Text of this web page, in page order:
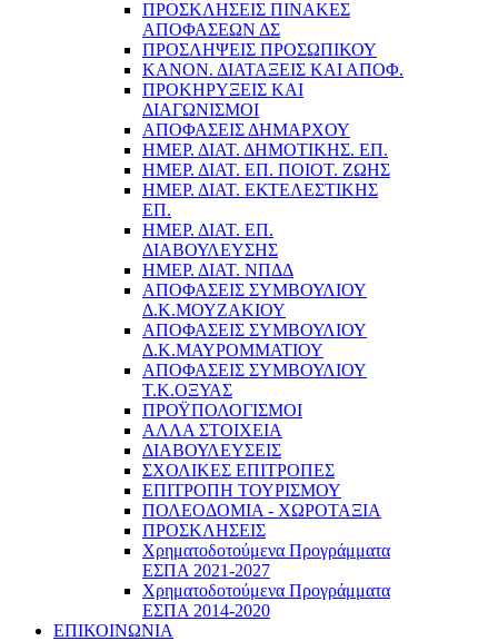
ΠΡΟΣΚΛΗΣΕΙΣ ΠΙΝΑΚΕΣ
ΑΠΟΦΑΣΕΩΝ ΔΣ
ΠΡΟΣΛΗΨΕΙΣ ΠΡΟΣΩΠΙΚΟΥ
ΚΑΝΟΝ. ΔΙΑΤΑΞΕΙΣ ΚΑΙ ΑΠΟΦ.
ΠΡΟΚΗΡΥΞΕΙΣ ΚΑΙ
ΔΙΑΓΩΝΙΣΜΟΙ
ΑΠΟΦΑΣΕΙΣ ΔΗΜΑΡΧΟΥ
ΗΜΕΡ. ΔΙΑΤ. ΔΗΜΟΤΙΚΗΣ. ΕΠ.
ΗΜΕΡ. ΔΙΑΤ. ΕΠ. ΠΟΙOΤ. ΖΩΗΣ
ΗΜΕΡ. ΔΙΑΤ. ΕΚΤΕΛΕΣΤΙΚΗΣ
ΕΠ.
ΗΜΕΡ. ΔΙΑΤ. ΕΠ.
ΔΙΑΒΟΥΛΕΥΣΗΣ
ΗΜΕΡ. ΔΙΑΤ. ΝΠΔΔ
ΑΠΟΦΑΣΕΙΣ ΣΥΜΒΟΥΛΙΟΥ
Δ.Κ.ΜΟΥΖΑΚΙΟΥ
ΑΠΟΦΑΣΕΙΣ ΣΥΜΒΟΥΛΙΟΥ
Δ.Κ.ΜΑΥΡΟΜΜΑΤΙΟΥ
ΑΠΟΦΑΣΕΙΣ ΣΥΜΒΟΥΛΙΟΥ
Τ.Κ.ΟΞΥΑΣ
ΠΡΟΫΠΟΛΟΓΙΣΜΟΙ
ΑΛΛΑ ΣΤΟΙΧΕΙΑ
ΔΙΑΒΟΥΛΕΥΣΕΙΣ
ΣΧΟΛΙΚΕΣ ΕΠΙΤΡΟΠΕΣ
ΕΠΙΤΡΟΠΗ ΤΟΥΡΙΣΜΟΥ
ΠΟΛΕΟΔΟΜΙΑ - ΧΩΡΟΤΑΞΙΑ
ΠΡΟΣΚΛΗΣΕΙΣ
Χρηματοδοτούμενα Προγράμματα
ΕΣΠΑ 2021-2027
Χρηματοδοτούμενα Προγράμματα
ΕΣΠΑ 2014-2020
ΕΠΙΚΟΙΝΩΝΙΑ